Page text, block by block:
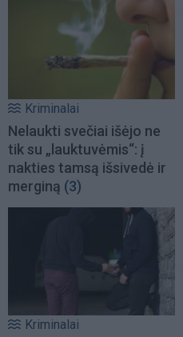
Kriminalai
Nelaukti svečiai išėjo ne
tik su „lauktuvėmis“: į
nakties tamsą išsivedė ir
merginą (3)
Kriminalai